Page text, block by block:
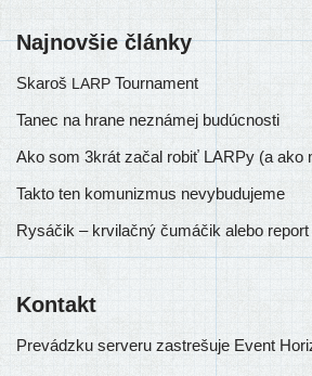
Najnovšie články
Skaroš LARP Tournament
Tanec na hrane neznámej budúcnosti
Ako som 3krát začal robiť LARPy (a ako
Takto ten komunizmus nevybudujeme
Rysáčik – krvilačný čumáčik alebo
Kontakt
Prevádzku ser­ve­ru zastre­šu­je Event